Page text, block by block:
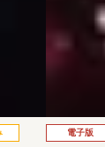
電子版